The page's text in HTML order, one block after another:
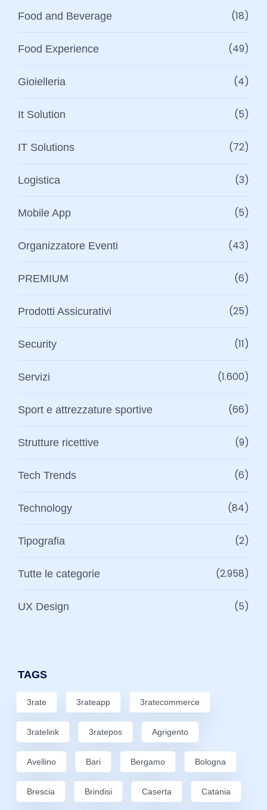
Food and Beverage (18)
Food Experience (49)
Gioielleria (4)
It Solution (5)
IT Solutions (72)
Logistica (3)
Mobile App (5)
Organizzatore Eventi (43)
PREMIUM (6)
Prodotti Assicurativi (25)
Security (11)
Servizi (1.600)
Sport e attrezzature sportive (66)
Strutture ricettive (9)
Tech Trends (6)
Technology (84)
Tipografia (2)
Tutte le categorie (2.958)
UX Design (5)
TAGS
3rate 3rateapp 3ratecommerce
3ratelink 3ratepos Agrigento
Avellino Bari Bergamo Bologna
Brescia Brindisi Caserta Catania